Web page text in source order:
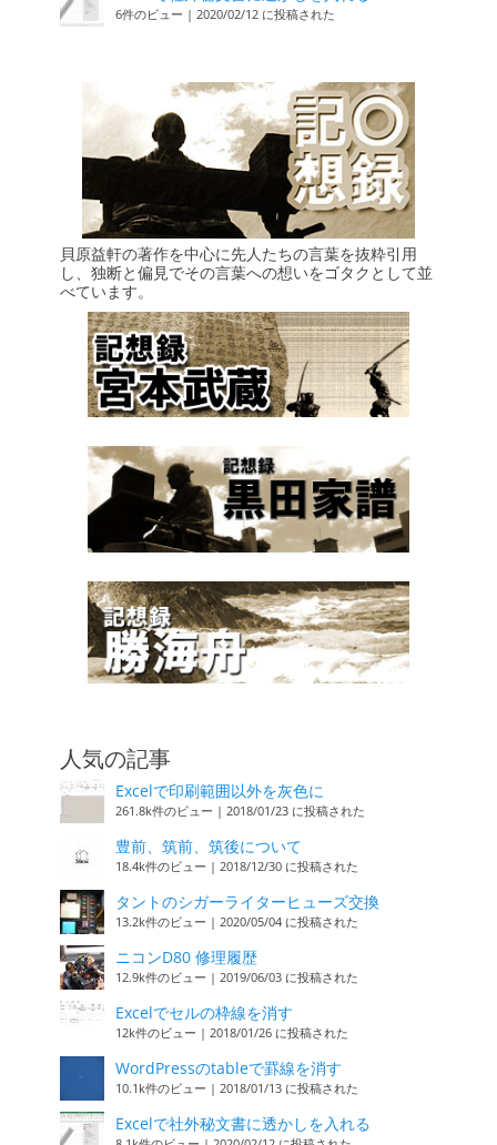
6件のビュー | 2020/02/12 に投稿された
貝原益軒の著作を中心に先人たちの言葉を抜粋引用
し、独断と偏見でその言葉への想いをゴタクとして並
べています。
人気の記事
Excelで印刷範囲以外を灰色に
261.8k件のビュー | 2018/01/23 に投稿された
豊前、筑前、筑後について
18.4k件のビュー | 2018/12/30 に投稿された
タントのシガーライターヒューズ交換
13.2k件のビュー | 2020/05/04 に投稿された
ニコンD80 修理履歴
12.9k件のビュー | 2019/06/03 に投稿された
Excelでセルの枠線を消す
12k件のビュー | 2018/01/26 に投稿された
WordPressのtableで罫線を消す
10.1k件のビュー | 2018/01/13 に投稿された
Excelで社外秘文書に透かしを入れる